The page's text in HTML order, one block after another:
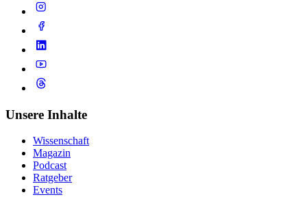
Unsere Inhalte
Wissenschaft
Magazin
Podcast
Ratgeber
Events